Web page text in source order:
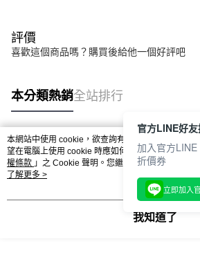
評價
喜歡這個商品嗎？購買後給他一個好評吧
本分類熱銷全站排行
熱門標籤
本網站中使用 cookie，欲查詢有關本網站使用
望在電腦上使用 cookie 時應如何變更電腦的 cookie
權條款 」之 Cookie 聲明。您繼續使用本網站即表
用條款之 Cookie 聲明使用 cookie。
了解更多 >
我知道了
https://
官方LINE好友
加入官方
折價券
立即加入